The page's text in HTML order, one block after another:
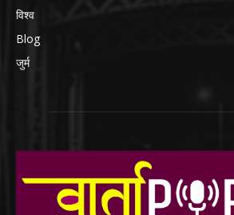
विश्व
Blog
जुर्म